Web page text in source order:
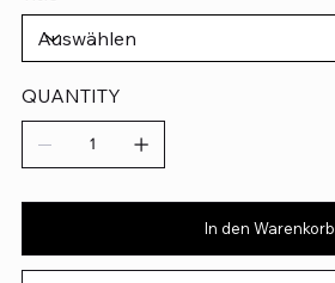
QUANTITY
In den Warenkorb